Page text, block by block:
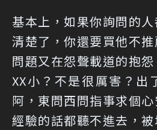
基本上，如果你詢問的
清楚了，你還要買他不
問題又在怨聲載道的抱
XX小？不是很厲害？出
阿，東問西問指事求個
經驗的話都聽不進去，